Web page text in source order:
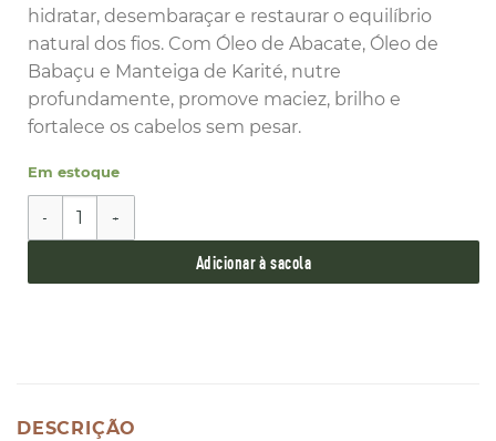
hidratar, desembaraçar e restaurar o equilíbrio
natural dos fios. Com Óleo de Abacate, Óleo de
Babaçu e Manteiga de Karité, nutre
profundamente, promove maciez, brilho e
fortalece os cabelos sem pesar.
Em estoque
Condicionador Orgânico Day by Day Para Uso Diario
Adicionar à sacola
DESCRIÇÃO